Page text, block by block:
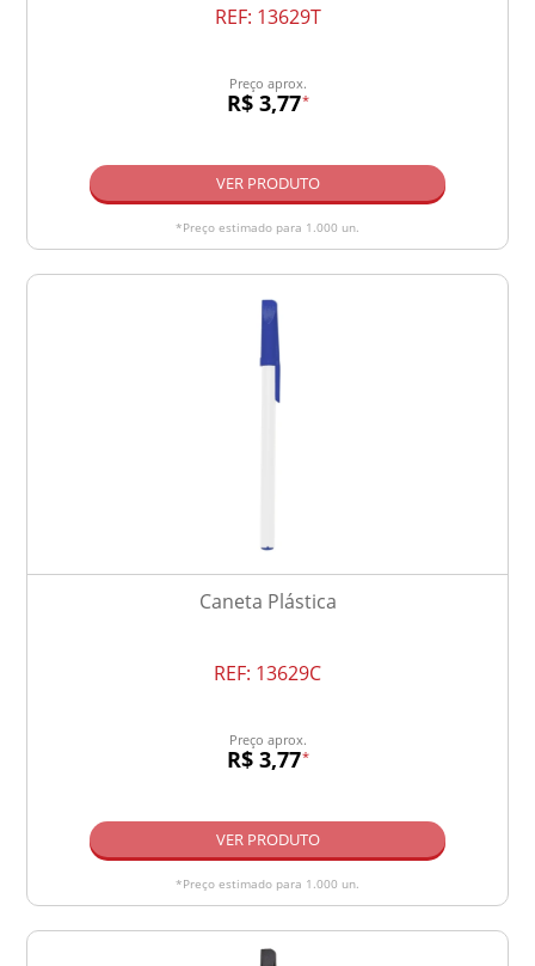
REF: 13629T
Preço aprox.
R$ 3,77*
VER PRODUTO
*Preço estimado para 1.000 un.
Caneta Plástica
REF: 13629C
Preço aprox.
R$ 3,77*
VER PRODUTO
*Preço estimado para 1.000 un.